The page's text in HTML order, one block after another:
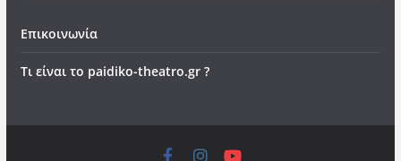
Επικοινωνία
Τι είναι το paidiko-theatro.gr ?